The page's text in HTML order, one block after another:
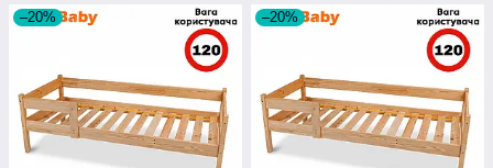
–20% –20%